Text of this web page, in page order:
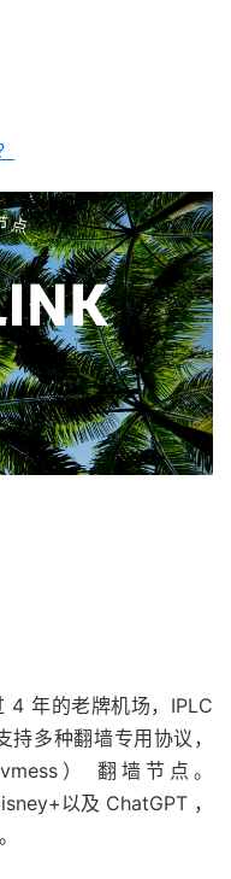
4 年的老牌机场，IPLC
多种翻墙专用协议，
） 翻墙节点。
以及 ChatGPT ，